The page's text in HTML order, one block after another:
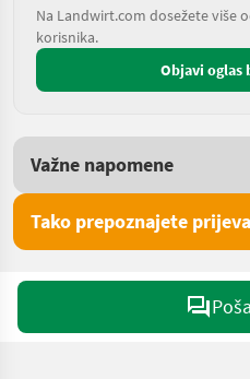
Na Landwirt.com dosežete više
korisnika.
Objavi oglas
Važne napomene
Tako prepoznajete